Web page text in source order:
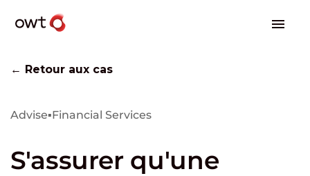
← Retour aux cas
Advise▪Financial Services
S'assurer qu'une